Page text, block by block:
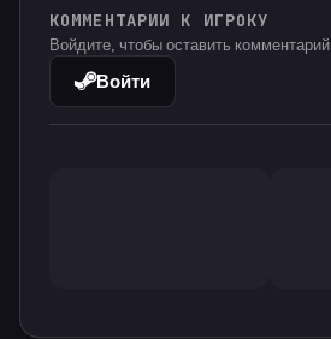
КОММЕНТАРИИ К ИГРОКУ
Войдите, чтобы оставить комментарий
Войти